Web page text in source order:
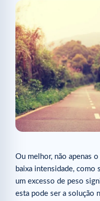
Ou melhor, não apenas
baixa intensidade, como
um excesso de peso
esta pode ser a solução